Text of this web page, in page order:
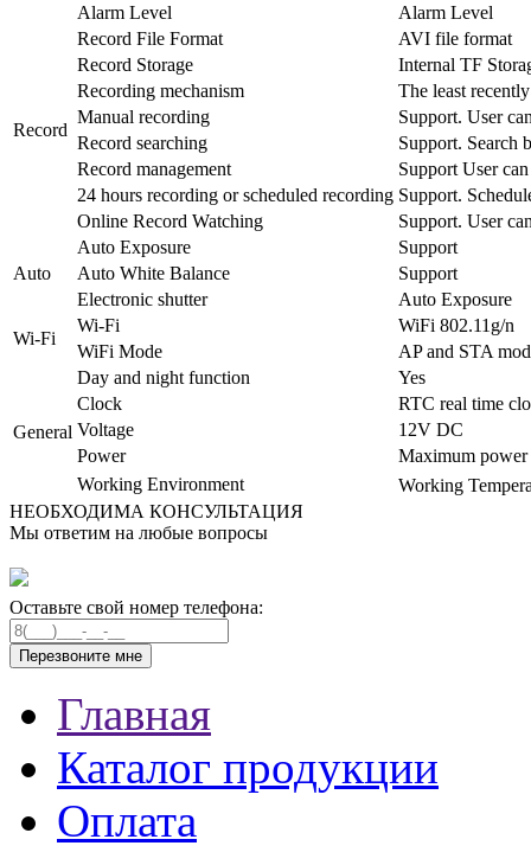
Alarm Level Alarm Level
Record
Record File Format
AVI file format
Record Storage
Internal TF
Recording mechanism
The least
Manual recording
Support. User
Record searching
Support. Search
Record management
Support User
24 hours recording or scheduled recording Support.
Online Record Watching
Support. User
Auto
Auto Exposure
Support
Auto White Balance
Support
Electronic shutter
Auto Exposure
Wi-Fi
Wi-Fi
WiFi 802.11g/n
WiFi Mode
AP and STA
General
Day and night function
Yes
Clock
RTC real time
Voltage
12V DC
Power
Maximum
Working Environment
Working
НЕОБХОДИМА КОНСУЛЬТАЦИЯ
Мы ответим на любые вопросы
Оставьте свой номер телефона:
Главная
Каталог продукции
Оплата